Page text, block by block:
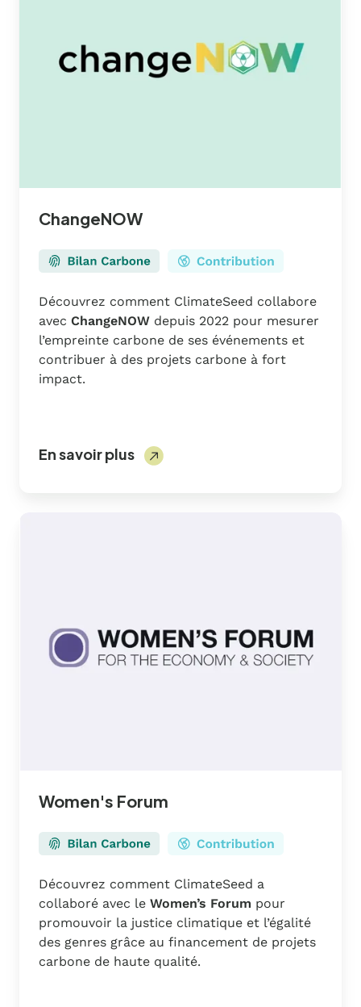
ChangeNOW
Découvrez comment ClimateSeed collabore
avec ChangeNOW depuis 2022 pour mesurer
l’empreinte carbone de ses événements et
contribuer à des projets carbone à fort
impact.
En savoir plus
Women's Forum
Découvrez comment ClimateSeed a
collaboré avec le Women’s Forum pour
promouvoir la justice climatique et l’égalité
des genres grâce au financement de projets
carbone de haute qualité.